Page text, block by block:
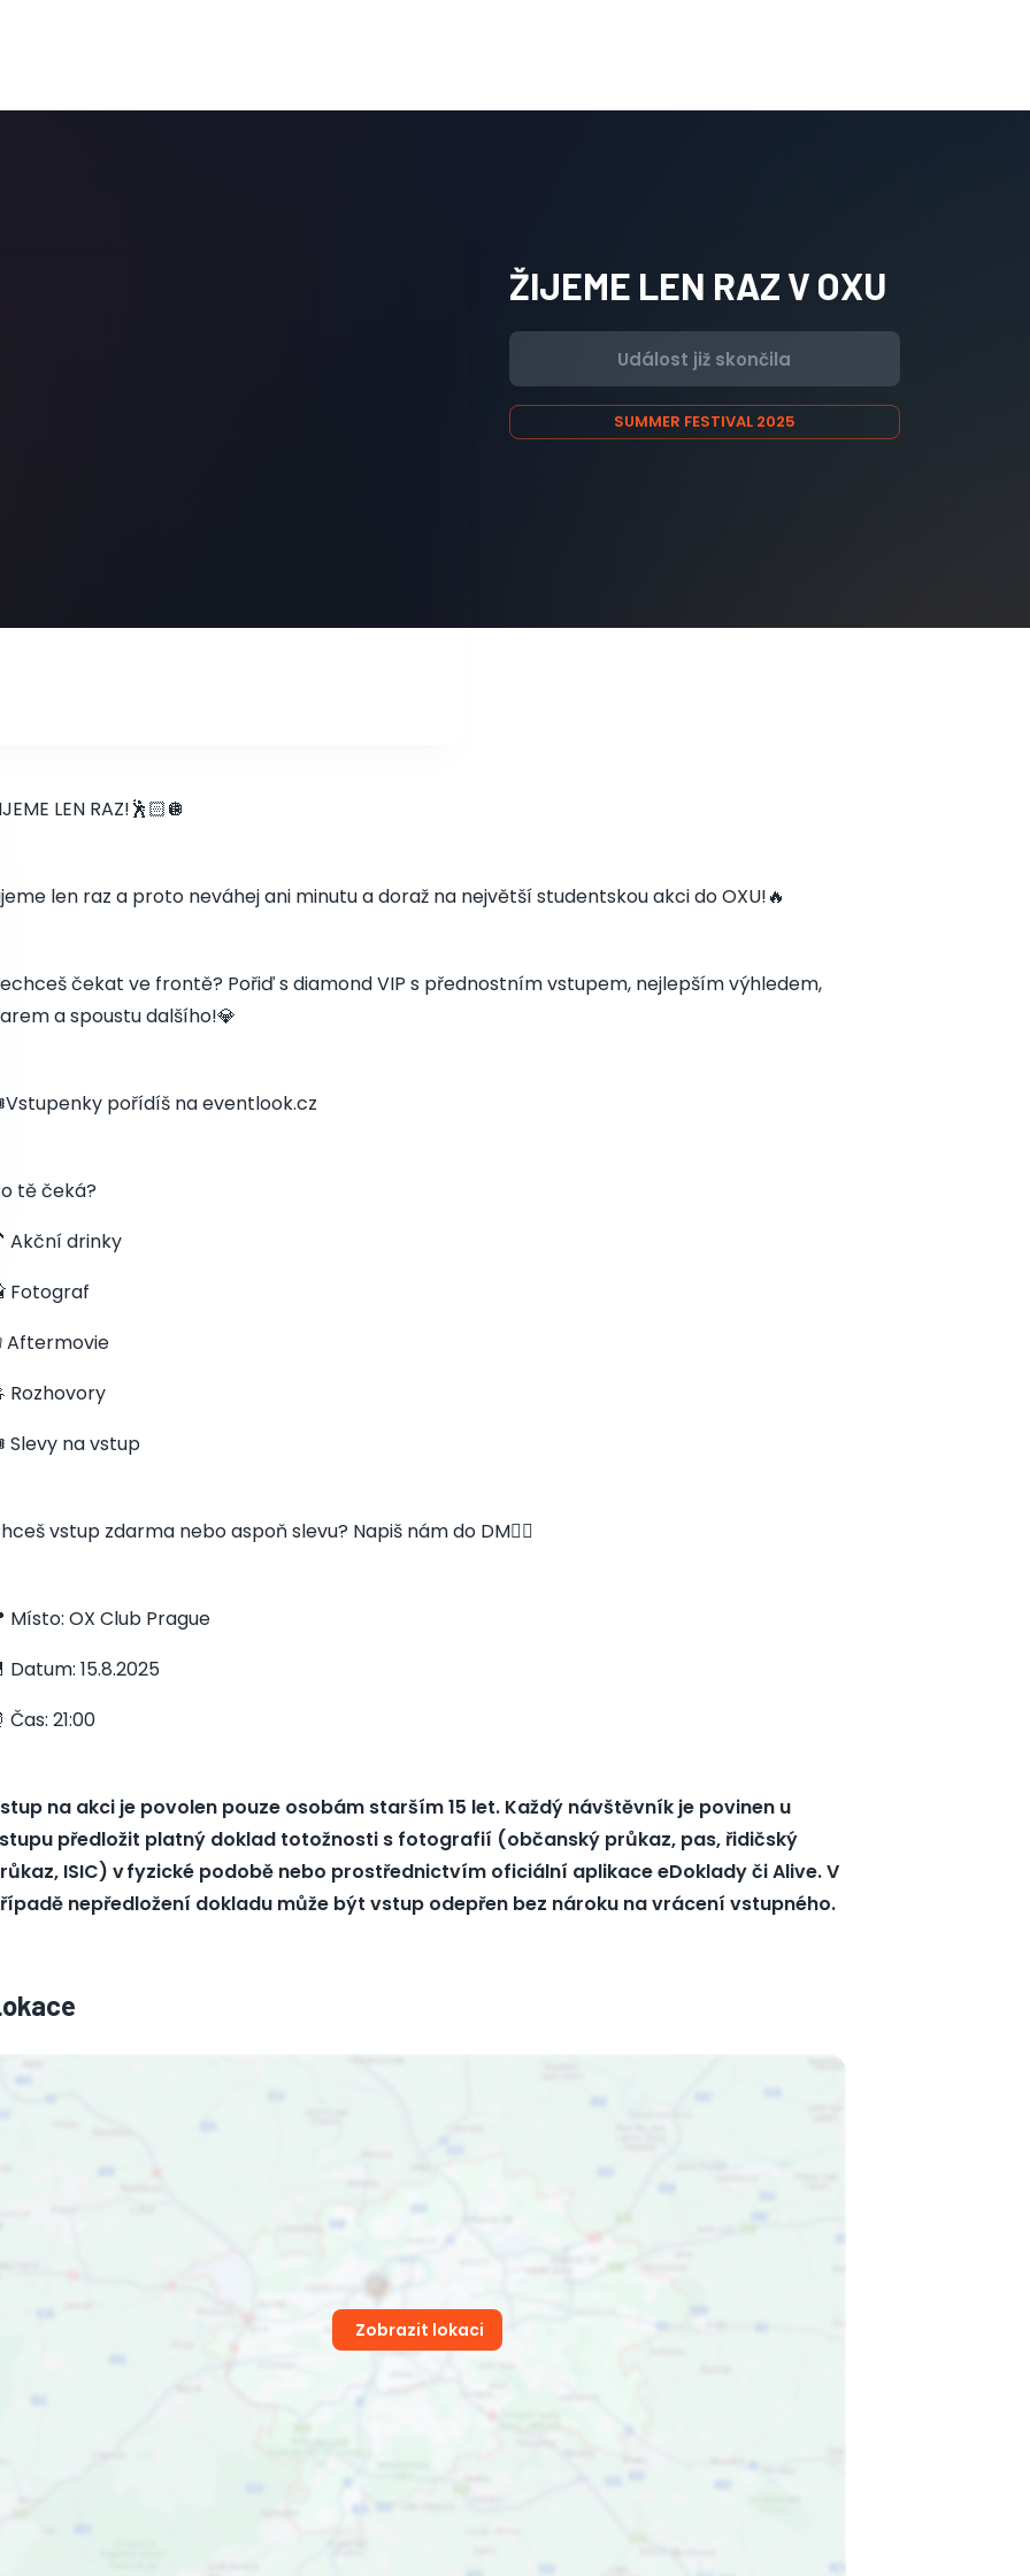
ŽIJEME LEN RAZ V OXU
Událost již skončila
SUMMER FESTIVAL 2025
LEN RAZ!🕺🏻🪩
len raz a proto neváhej ani minutu a doraž na největší studentskou akci do OXU!🔥
čekat ve frontě? Pořiď s diamond VIP s přednostním vstupem, nejlepším výhledem,
a spoustu dalšího!💎
pořídíš na eventlook.cz
tě čeká?
Akční drinky
Fotograf
Aftermovie
Rozhovory
Slevy na vstup
vstup zdarma nebo aspoň slevu? Napiš nám do DM👇🏻
Místo: OX Club Prague
Datum: 15.8.2025
Čas: 21:00
na akci je povolen pouze osobám starším 15 let. Každý návštěvník je povinen u
předložit platný doklad totožnosti s fotografií (občanský průkaz, pas, řidičský
ISIC) v fyzické podobě nebo prostřednictvím oficiální aplikace eDoklady či Alive. V
nepředložení dokladu může být vstup odepřen bez nároku na vrácení vstupného.
Zobrazit lokaci